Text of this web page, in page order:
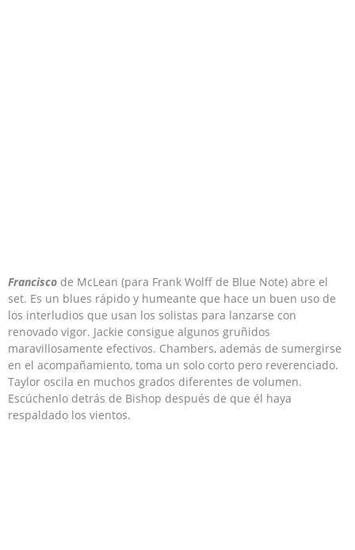
Francisco de McLean (para Frank Wolff de Blue Note) abre el
set. Es un blues rápido y humeante que hace un buen uso de
los interludios que usan los solistas para lanzarse con
renovado vigor. Jackie consigue algunos gruñidos
maravillosamente efectivos. Chambers, además de sumergirse
en el acompañamiento, toma un solo corto pero reverenciado.
Taylor oscila en muchos grados diferentes de volumen.
Escúchenlo detrás de Bishop después de que él haya
respaldado los vientos.